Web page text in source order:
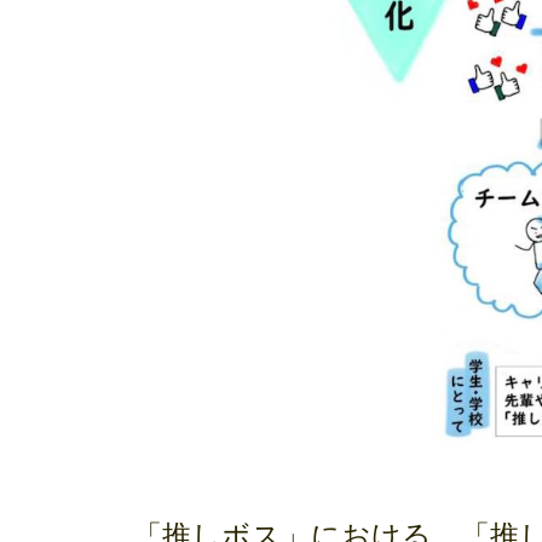
「推しボス」における、「推